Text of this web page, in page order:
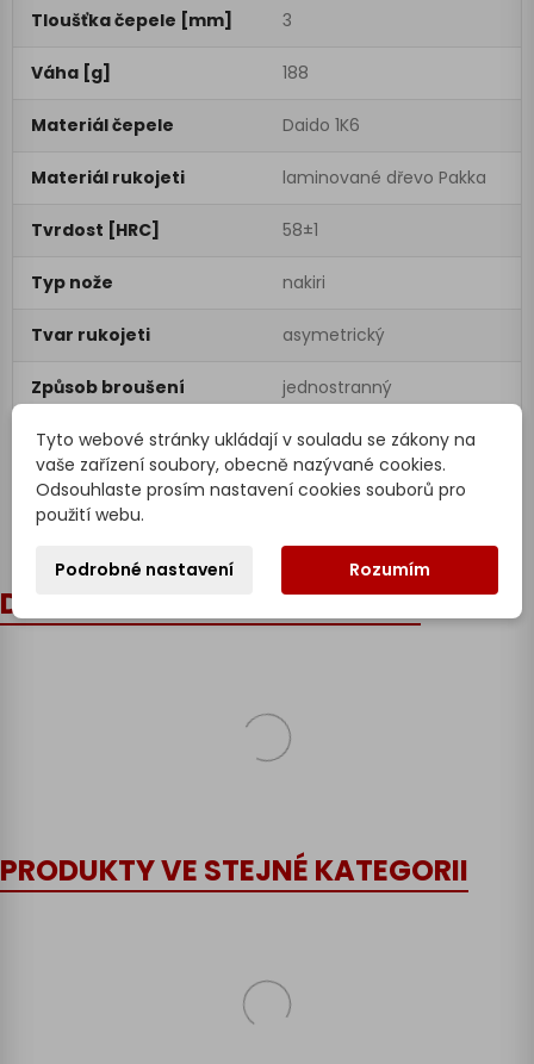
Tloušťka čepele [mm] 3
Váha [g] 188
Materiál čepele Daido 1K6
Materiál rukojeti laminované dřevo Pakka
Tvrdost [HRC] 58±1
Typ nože nakiri
Tvar rukojeti asymetrický
Způsob broušení jednostranný
EAN 4260163218223
RECENZE(0)
DOPORUČENÉ PŘÍSLUŠENSTVÍ
PRODUKTY VE STEJNÉ KATEGORII
Tyto webové stránky ukládají v souladu se zákony na
vaše zařízení soubory, obecně nazývané cookies.
Odsouhlaste prosím nastavení cookies souborů pro
použití webu.
Podrobné nastavení Rozumím